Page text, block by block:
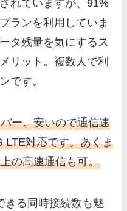
れていますが、91%
ランを利用していま
タ残量を気にするス
リット。複数人で利
です。
ー。安いので通信速
LTE対応です。あくま
の高速通信も可。
きる同時接続数も魅